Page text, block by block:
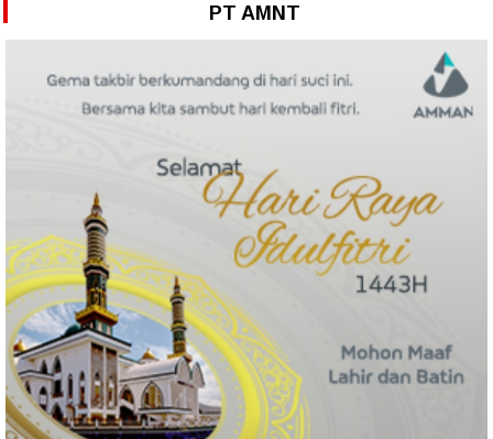
PT AMNT